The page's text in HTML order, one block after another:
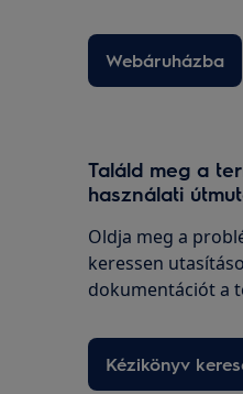
Webáruházba
Találd meg a
használati
Oldja meg a
keressen
dokumentációt a
Kézikönyv